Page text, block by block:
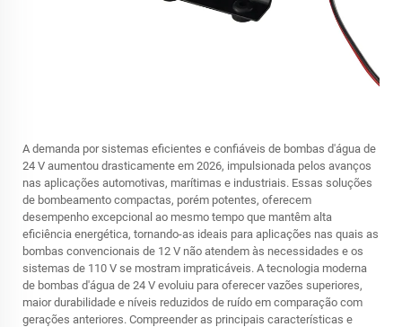
A demanda por sistemas eficientes e confiáveis de bombas d'água de
24 V aumentou drasticamente em 2026, impulsionada pelos avanços
nas aplicações automotivas, marítimas e industriais. Essas soluções
de bombeamento compactas, porém potentes, oferecem
desempenho excepcional ao mesmo tempo que mantêm alta
eficiência energética, tornando-as ideais para aplicações nas quais as
bombas convencionais de 12 V não atendem às necessidades e os
sistemas de 110 V se mostram impraticáveis. A tecnologia moderna
de bombas d'água de 24 V evoluiu para oferecer vazões superiores,
maior durabilidade e níveis reduzidos de ruído em comparação com
gerações anteriores. Compreender as principais características e